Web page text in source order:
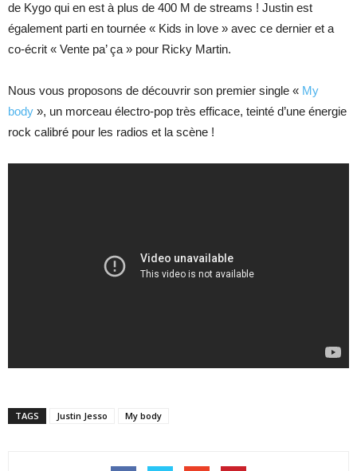
de Kygo qui en est à plus de 400 M de streams ! Justin est
également parti en tournée « Kids in love » avec ce dernier et a
co-écrit « Vente pa’ ça » pour Ricky Martin.
Nous vous proposons de découvrir son premier single « My
body », un morceau électro-pop très efficace, teinté d’une énergie
rock calibré pour les radios et la scène !
TAGS Justin Jesso My body